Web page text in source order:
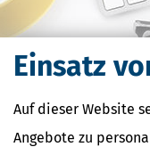
Einsatz
Auf dieser Website
Angebote zu